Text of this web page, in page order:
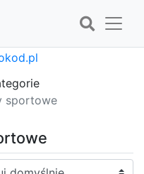
sportowe